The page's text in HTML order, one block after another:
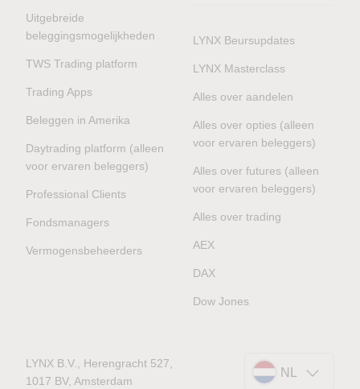
Uitgebreide
beleggingsmogelijkheden
TWS Trading platform
Trading Apps
Beleggen in Amerika
Daytrading platform (alleen
voor ervaren beleggers)
Professional Clients
Fondsmanagers
Vermogensbeheerders
LYNX Beursupdates
LYNX Masterclass
Alles over aandelen
Alles over opties (alleen
voor ervaren beleggers)
Alles over futures (alleen
voor ervaren beleggers)
Alles over trading
AEX
DAX
Dow Jones
LYNX B.V., Herengracht 527,
1017 BV, Amsterdam
NL